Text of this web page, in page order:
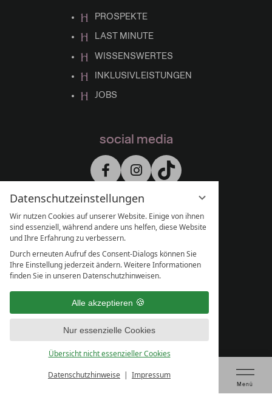
Datenschutzeinstellungen
Wir nutzen Cookies auf unserer Website. Einige von ihnen
sind essenziell, während andere uns helfen, diese Website
und Ihre Erfahrung zu verbessern.
Durch erneuten Aufruf des Consent-Dialogs können Sie
Ihre Einstellung jederzeit ändern. Weitere Informationen
finden Sie in unseren Datenschutzhinweisen.
Alle akzeptieren
Nur essenzielle Cookies
Übersicht nicht essenzieller Cookies
Datenschutzhinweise Impressum
Menü
PROSPEKTE
LAST MINUTE
WISSENSWERTES
INKLUSIVLEISTUNGEN
JOBS
social media